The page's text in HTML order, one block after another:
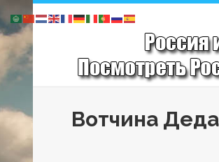
Вотчина